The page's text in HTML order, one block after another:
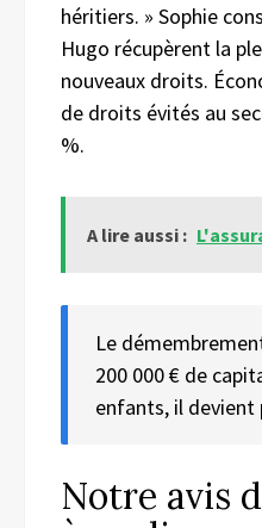
héritiers. » Sophie
Hugo récupèrent la
nouveaux droits.
de droits évités au
%.
A lire aussi :
Le
200 000 € de
enfants, il devient
Notre avis